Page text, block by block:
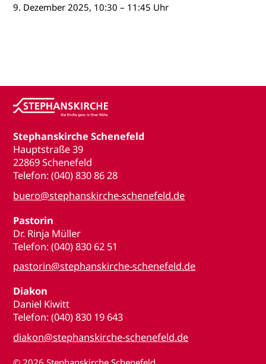
9. Dezember 2025, 10:30 – 11:45 Uhr
Stephanskirche Schenefeld
Hauptstraße 39
22869 Schenefeld
Telefon: (040) 830 86 28
buero@stephanskirche-schenefeld.de
Pastorin
Dr. Rinja Müller
Telefon: (040) 830 62 51
pastorin@stephanskirche-schenefeld.de
Diakon
Daniel Kiwitt
Telefon: (040) 830 19 643
diakon@stephanskirche-schenefeld.de